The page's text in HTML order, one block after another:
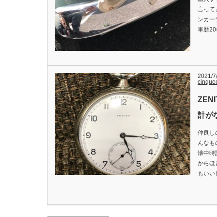
言って
ンカー
車歴
2021/
計が
仲良し
んなも
懐中時
からほ
もい